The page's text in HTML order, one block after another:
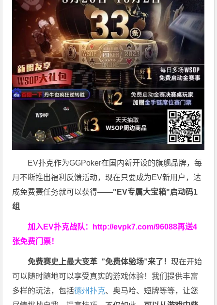
EV扑克作为GGPoker在国内新开设的旗舰品牌，每
月不断推出福利反馈活动，现在只要成为EV新用户，达
成免费赛任务就可以获得——"EV专属大宝箱"启动码1
组
加入EV扑克战队： http://evpk7.com/96088再送4
张免费门票！
免费赛史上最大变革 ”免费体验场”来了！现在开始
可以随时随地可以享受真实的游戏体验！我们提供丰富
多样的玩法，包括德州扑克、奥马哈、短牌等等，让您